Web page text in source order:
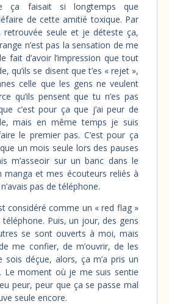
ça faisait si longtemps que
de cette amitié toxique. Par
seule et je déteste ça,
n’est pas la sensation de me
fait d’avoir l’impression que tout
qu’ils se disent que t’es « rejet »,
celle que les gens ne veulent
qu’ils pensent que tu n’es pas
c’est pour ça que j’ai peur de
mais en même temps je suis
le premier pas. C’est pour ça
un mois seule lors des pauses
m’asseoir sur un banc dans le
manga et mes écouteurs reliés à
pas de téléphone.
considéré comme un « red flag »
Puis, un jour, des gens
se sont ouverts à moi, mais
me confier, de m’ouvrir, de les
sois déçue, alors, ça m’a pris un
Le moment où je me suis sentie
peur, peur que ça se passe mal
seule encore.